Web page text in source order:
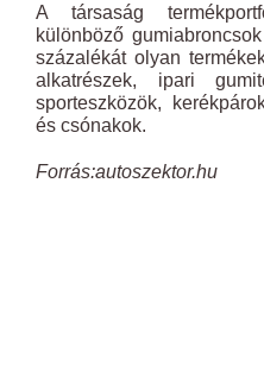
A társaság
különböző
százalékát olyan
alkatrészek, ipari
sporteszközök,
és csónakok.
Forrás:autoszektor.hu